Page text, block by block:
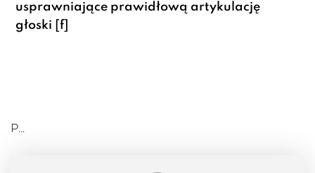
usprawniające prawidłową artykulację
głoski [f]
P...